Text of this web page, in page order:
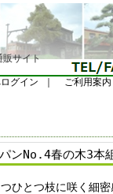
販サイト
グイン ご利用案内
ンNo.4春の木3本
ひとつ枝に咲く細